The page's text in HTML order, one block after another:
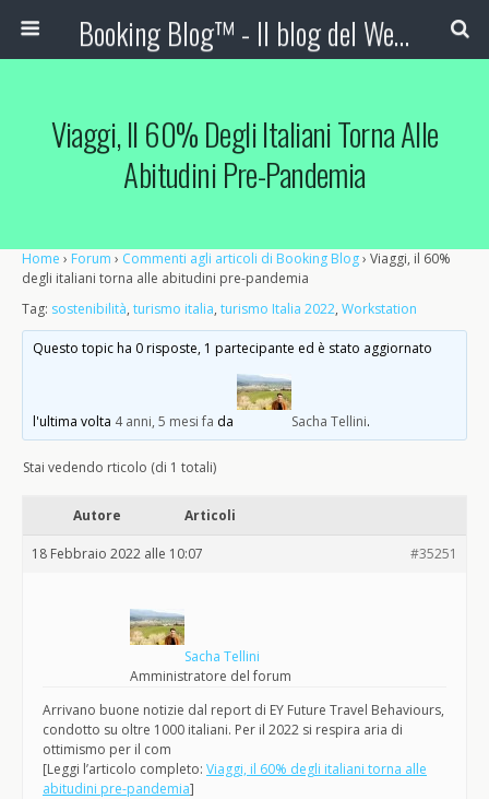
Booking Blog™ - Il blog del Web Marketing Turistico
Viaggi, Il 60% Degli Italiani Torna Alle
Abitudini Pre-Pandemia
Home › Forum › Commenti agli articoli di Booking Blog› Viaggi, il 60%
degli italiani torna alle abitudini pre-pandemia
Tag: sostenibilità, turismo italia, turismo Italia 2022, Workstation
Questo topic ha 0 risposte, 1 partecipante ed è stato aggiornato
l'ultima volta 4 anni, 5 mesi fa da Sacha Tellini.
Stai vedendo rticolo (di 1 totali)
Autore Articoli
18 Febbraio 2022 alle 10:07 #35251
Sacha Tellini
Amministratore del forum
Arrivano buone notizie dal report di EY Future Travel Behaviours,
condotto su oltre 1000 italiani. Per il 2022 si respira aria di
ottimismo per il com
[Leggi l’articolo completo: Viaggi, il 60% degli italiani torna alle
abitudini pre-pandemia]